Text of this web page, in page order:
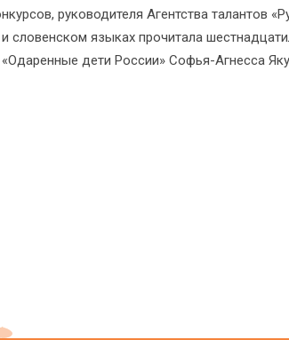
руководителя Агентства талантов
словенском языках прочитала
дети России» Софья-Агнесса